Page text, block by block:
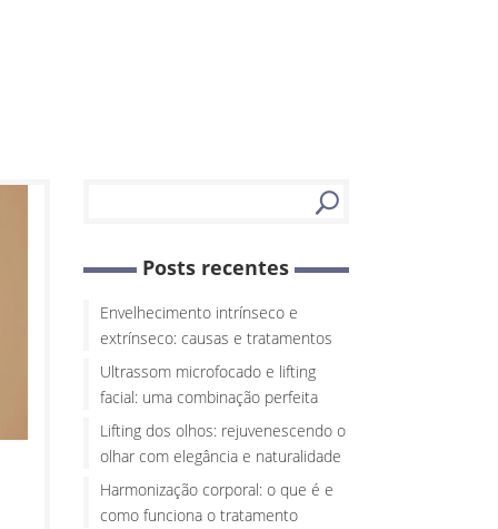
Posts recentes
Envelhecimento intrínseco e
extrínseco: causas e tratamentos
Ultrassom microfocado e lifting
facial: uma combinação perfeita
Lifting dos olhos: rejuvenescendo o
olhar com elegância e naturalidade
Harmonização corporal: o que é e
como funciona o tratamento